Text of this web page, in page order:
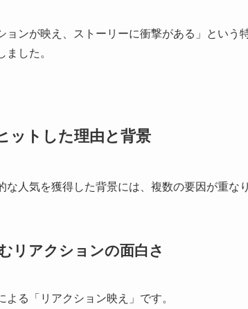
ョンが映え、ストーリーに衝撃がある」という
した。
ットした理由と背景
人気を獲得した背景には、複数の要因が重な
リアクションの面白さ
る「リアクション映え」です。